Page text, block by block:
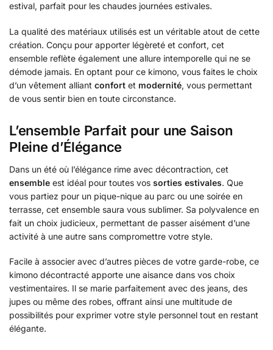
estival, parfait pour les chaudes journées estivales.
La qualité des matériaux utilisés est un véritable atout de cette
création. Conçu pour apporter légèreté et confort, cet
ensemble reflète également une allure intemporelle qui ne se
démode jamais. En optant pour ce kimono, vous faites le choix
d’un vêtement alliant confort et modernité, vous permettant
de vous sentir bien en toute circonstance.
L’ensemble Parfait pour une Saison
Pleine d’Élégance
Dans un été où l’élégance rime avec décontraction, cet
ensemble est idéal pour toutes vos sorties estivales. Que
vous partiez pour un pique-nique au parc ou une soirée en
terrasse, cet ensemble saura vous sublimer. Sa polyvalence en
fait un choix judicieux, permettant de passer aisément d’une
activité à une autre sans compromettre votre style.
Facile à associer avec d’autres pièces de votre garde-robe, ce
kimono décontracté apporte une aisance dans vos choix
vestimentaires. Il se marie parfaitement avec des jeans, des
jupes ou même des robes, offrant ainsi une multitude de
possibilités pour exprimer votre style personnel tout en restant
élégante.